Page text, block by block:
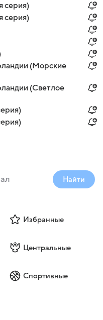
серия)
серия)
(Морские
(Светлое
Найти
Избранные
Центральные
Спортивные